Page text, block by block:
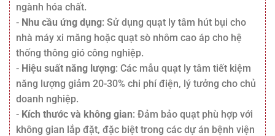
ngành hóa chất.
- Nhu cầu ứng dụng: Sử dụng quạt ly tâm hút bụi cho
nhà máy xi măng hoặc quạt sò nhôm cao áp cho hệ
thống thông gió công nghiệp.
- Hiệu suất năng lượng: Các mẫu quạt ly tâm tiết kiệm
năng lượng giảm 20-30% chi phí điện, lý tưởng cho chủ
doanh nghiệp.
- Kích thước và không gian: Đảm bảo quạt phù hợp với
không gian lắp đặt, đặc biệt trong các dự án bệnh viện